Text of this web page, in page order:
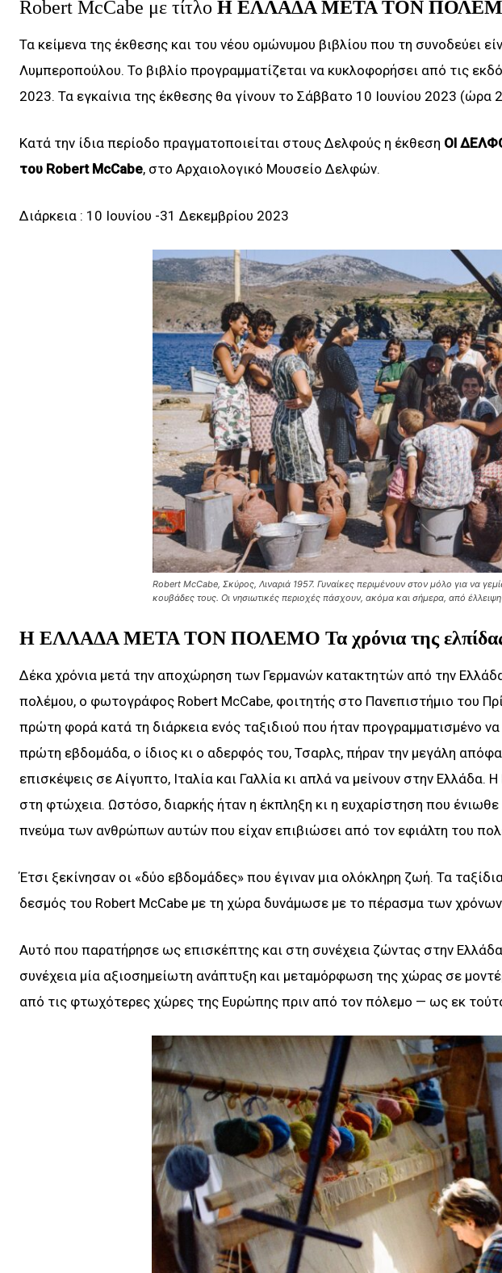
Robert McCabe με τίτλο Η ΕΛΛΑΔΑ ΜΕΤΑ ΤΟΝ ΠΟΛΕΜΟ.
Τα κείμενα της έκθεσης και του νέου ομώνυμου βιβλίου που τη συνοδεύει
Λυμπεροπούλου. Το βιβλίο προγραμματίζεται να κυκλοφορήσει από τις
2023. Τα εγκαίνια της έκθεσης θα γίνουν το Σάββατο 10 Ιουνίου 2023 (ώρα
Κατά την ίδια περίοδο πραγματοποιείται στους Δελφούς η έκθεση ΟΙ
του Robert McCabe, στο Αρχαιολογικό Μουσείο Δελφών.
Διάρκεια : 10 Ιουνίου -31 Δεκεμβρίου 2023
Robert McCabe, Σκύρος, Λιναριά 1957. Γυναίκες περιμένουν στον μόλο για να
κουβάδες τους. Οι νησιωτικές περιοχές πάσχουν, ακόμα και σήμερα, από
Η ΕΛΛΑΔΑ ΜΕΤΑ ΤΟΝ ΠΟΛΕΜΟ Τα χρόνια της
Δέκα χρόνια μετά την αποχώρηση των Γερμανών κατακτητών από την
πολέμου, ο φωτογράφος Robert McCabe, φοιτητής στο Πανεπιστήμιο του
πρώτη φορά κατά τη διάρκεια ενός ταξιδιού που ήταν προγραμματισμένο
πρώτη εβδομάδα, ο ίδιος κι ο αδερφός του, Τσαρλς, πήραν την μεγάλη
επισκέψεις σε Αίγυπτο, Ιταλία και Γαλλία κι απλά να μείνουν στην
στη φτώχεια. Ωστόσο, διαρκής ήταν η έκπληξη κι η ευχαρίστηση που
πνεύμα των ανθρώπων αυτών που είχαν επιβιώσει από τον εφιάλτη του
Έτσι ξεκίνησαν οι «δύο εβδομάδες» που έγιναν μια ολόκληρη ζωή. Τα
δεσμός του Robert McCabe με τη χώρα δυνάμωσε με το πέρασμα των
Αυτό που παρατήρησε ως επισκέπτης και στη συνέχεια ζώντας στην
συνέχεια μία αξιοσημείωτη ανάπτυξη και μεταμόρφωση της χώρας σε
από τις φτωχότερες χώρες της Ευρώπης πριν από τον πόλεμο — ως εκ